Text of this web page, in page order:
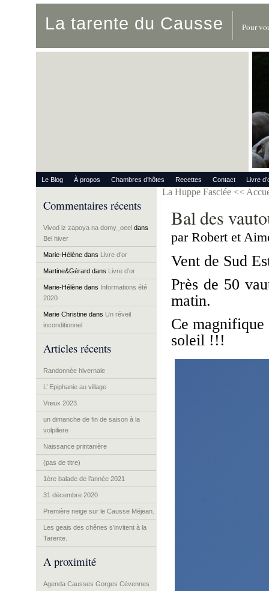
La tarente du Causse Pour
Le Blog À propos Chambres d’hôtes Recettes Contact Livre
Commentaires récents
Vivod iz zapoya na domy_oeel dans
Bel hiver
Marie-Hélène dans Livre d’or
Martine&Gérard dans Livre d’or
Marie-Hélène dans Informations été
2020
Marie Christine dans Un réveil
inconditionnel
Articles récents
Randonnée hivernale
L’ Epiphanie au village
Vœux 2023.
un dimanche de fin de saison à la
volpiliere
Naissance printanière
(pas de titre)
1ère balade de l’année 2021
31 décembre 2020
Première neige sur le Causse Méjean.
Les geais des chênes s’invitent à la
Tarente.
A proximité
Agenda Causses Gorges Cévennes
La Huppe Fasciée <<
Bal des
par Robert et
Vent de Sud
Près de 50
matin.
Ce magnifique
soleil !!!